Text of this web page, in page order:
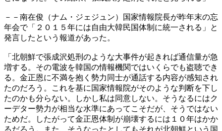
－－南在俊（ナム・ジェジュン）国家情報院長が昨年末の忘
年会で「２０１５年には自由大韓民国体制に統一される」と
発言したという報道があった。
「北朝鮮で張成沢処刑のような大事件が起きれば通信量が急
増する。その電波を韓国の情報機関ではいくらでも盗聴でき
る。金正恩に不満を抱く勢力同士が通話する内容が感知され
たのだろう。これを基に国家情報院がそのような判断を下し
たのかも分らない。しかし私は同意しない。そうなるにはク
ーデター勢力が相当な水準にあってこそだが、そうではない
ためだ。したがって金正恩体制が崩壊するには１０年はかか
るだろう。また、そうなったとしてもそれが北朝鮮という国